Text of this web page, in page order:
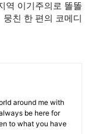
역 이기주의로 똘똘
뭉친 한 편의 코메디
around me with
be here for
to what you have